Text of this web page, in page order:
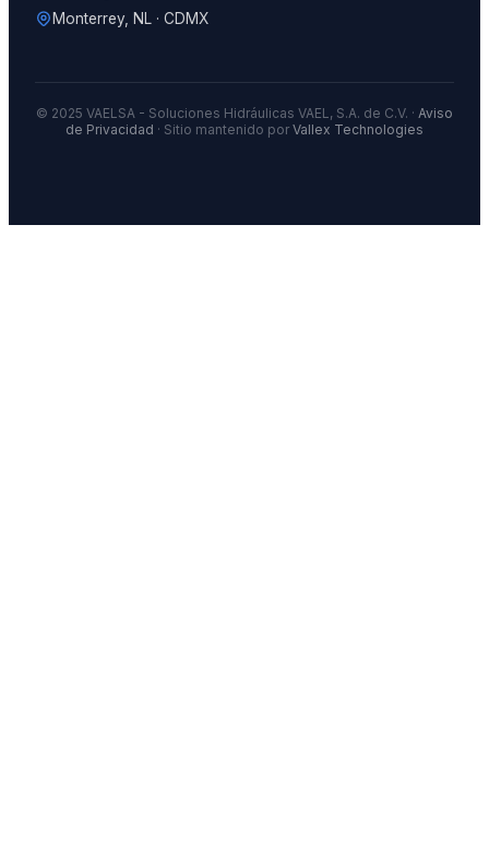
Monterrey, NL · CDMX
© 2025 VAELSA - Soluciones Hidráulicas VAEL, S.A. de C.V. · Aviso
de Privacidad · Sitio mantenido por Vallex Technologies